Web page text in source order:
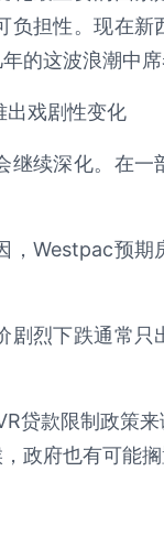
担性。现在新
的这波浪潮中席
续深化。在一
Westpac预期
烈下跌通常只
贷款限制政策
政府也有可能搁